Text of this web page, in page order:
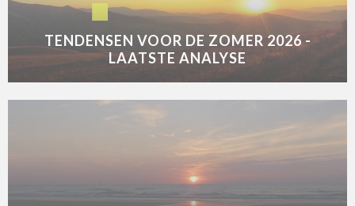
TENDENSEN VOOR DE ZOMER 2026 -
LAATSTE ANALYSE